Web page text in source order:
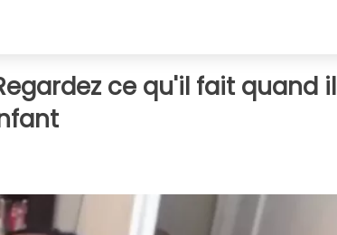
ce qu'il fait quand il